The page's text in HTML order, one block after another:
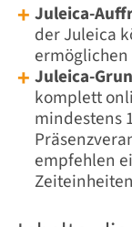
Juleica-
der Juleica
Juleica-
komplett
mindestens
empfehlen